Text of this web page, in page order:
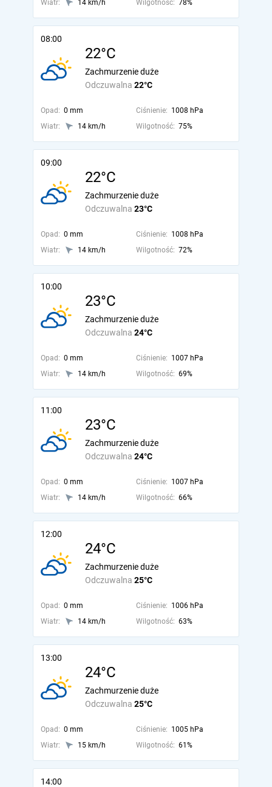
Wiatr: 14 km/h Wilgotność: 78%
08:00
22°C
Odczuwalna 22°C
Zachmurzenie duże
Opad: 0 mm Ciśnienie: 1008 hPa
Wiatr:
14 km/h Wilgotność: 75%
09:00
22°C
Odczuwalna 23°C
Zachmurzenie duże
Opad: 0 mm Ciśnienie: 1008 hPa
Wiatr:
14 km/h Wilgotność: 72%
10:00
23°C
Odczuwalna 24°C
Zachmurzenie duże
Opad: 0 mm Ciśnienie: 1007 hPa
Wiatr:
14 km/h Wilgotność: 69%
11:00
23°C
Odczuwalna 24°C
Zachmurzenie duże
Opad: 0 mm Ciśnienie: 1007 hPa
Wiatr:
14 km/h Wilgotność: 66%
12:00
24°C
Odczuwalna 25°C
Zachmurzenie duże
Opad: 0 mm Ciśnienie: 1006 hPa
Wiatr:
14 km/h Wilgotność: 63%
13:00
24°C
Odczuwalna 25°C
Zachmurzenie duże
Opad: 0 mm Ciśnienie: 1005 hPa
Wiatr:
15 km/h Wilgotność: 61%
14:00